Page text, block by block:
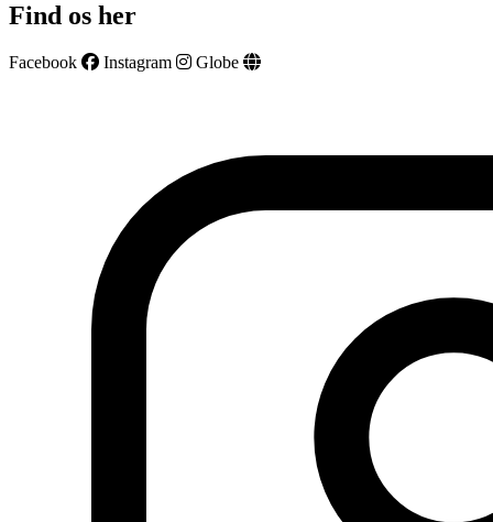
Find os her
Facebook Instagram Globe